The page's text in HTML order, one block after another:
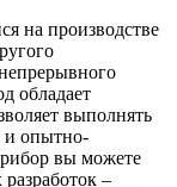
на производстве
обладает
выполнять
и опытно-
вы можете
–